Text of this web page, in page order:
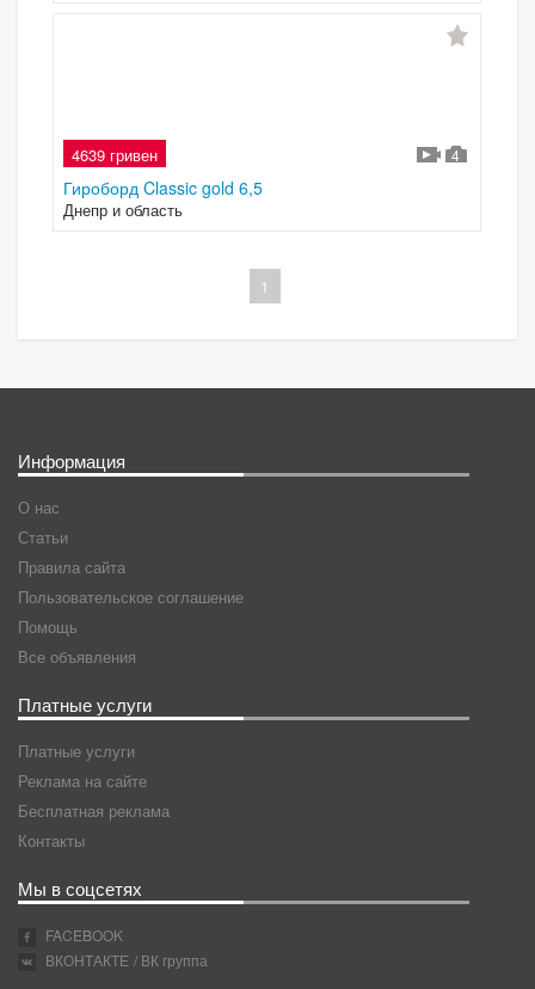
4639 гривен 4
Гироборд Classic gold 6,5
Днепр и область
1
Информация
О нас
Статьи
Правила сайта
Пользовательское соглашение
Помощь
Все объявления
Платные услуги
Платные услуги
Реклама на сайте
Бесплатная реклама
Контакты
Мы в соцсетях
FACEBOOK
ВКОНТАКТЕ / ВК группа